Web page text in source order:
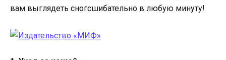
вам выглядеть сногсшибательно в любую минуту!